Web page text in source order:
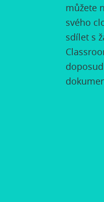
můžete
svého
sdílet s